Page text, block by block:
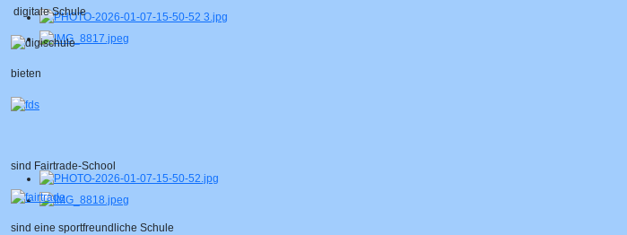
digitale Schule
bieten
sind Fairtrade-School
sind eine sportfreundliche Schule